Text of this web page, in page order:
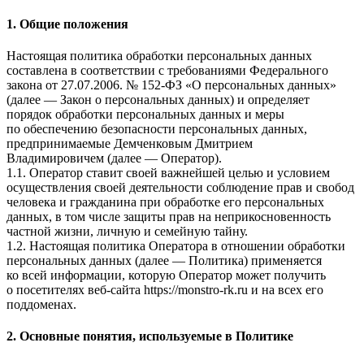
1. Общие положения
Настоящая политика обработки персональных данных
составлена в соответствии с требованиями Федерального
закона от 27.07.2006. № 152-ФЗ «О персональных данных»
(далее — Закон о персональных данных) и определяет
порядок обработки персональных данных и меры
по обеспечению безопасности персональных данных,
предпринимаемые Демченковым Дмитрием
Владимировичем (далее — Оператор).
1.1. Оператор ставит своей важнейшей целью и условием
осуществления своей деятельности соблюдение прав и свобод
человека и гражданина при обработке его персональных
данных, в том числе защиты прав на неприкосновенность
частной жизни, личную и семейную тайну.
1.2. Настоящая политика Оператора в отношении обработки
персональных данных (далее — Политика) применяется
ко всей информации, которую Оператор может получить
о посетителях веб-сайта https://monstro-rk.ru и на всех его
поддоменах.
2. Основные понятия, используемые в Политике